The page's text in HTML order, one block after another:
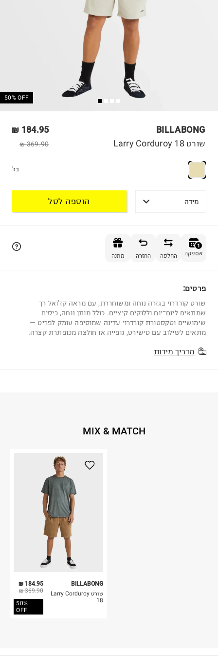
50% OFF
BILLABONG
184.95 ₪
369.90 ₪ שורט Larry Corduroy 18
בז'
מידה הוספה לסל
1
אספקה החלפה החזרה מתנה
פרטים:
שורט קורדרוי בגזרה נוחה ומשוחררת, עם מראה קז’ואל רך
שמתאים ליום־יום וללוקים קיציים. כולל מותן נוחה, כיסים
שימושיים וטקסטורת קורדרוי עדינה שמוסיפה עומק לפריט —
מתאים לשילוב עם טישירט, גופייה או חולצה מכופתרת קצרה.
מדריך מידות
MIX & MATCH
184.95 ₪
369.90 ₪
50%
OFF
BILLABONG
שורט Larry Corduroy
18